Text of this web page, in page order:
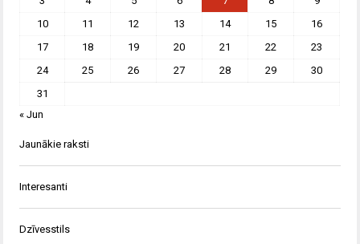
10
11 12 13 14 15
16
17
18 19 20 21 22
23
24
25 26 27 28 29
30
31
« Jun
Jaunākie raksti
Interesanti
Dzīvesstils